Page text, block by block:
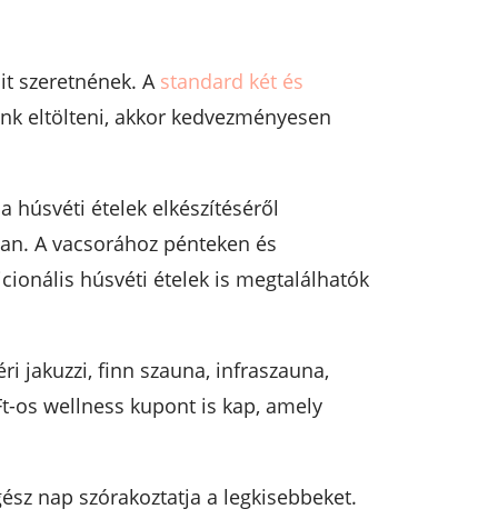
szeretnének. A standard két és
eltölteni, akkor kedvezményesen
húsvéti ételek elkészítéséről
A vacsorához pénteken és
húsvéti ételek is megtalálhatók
jakuzzi, finn szauna, infraszauna,
os wellness kupont is kap, amely
nap szórakoztatja a legkisebbeket.